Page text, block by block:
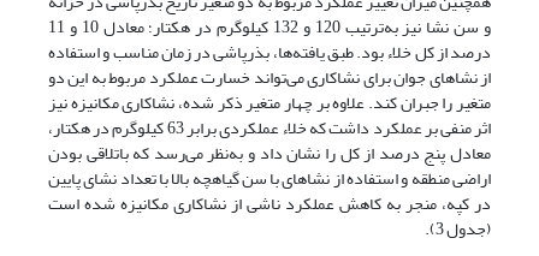
و سن نشا نیز به‌ترتیب 120 و 132 کیلوگرم در هکتار؛ معادل 10 و 11
درصد از کل خلاء بود. طبق یافته‌ها، بذرپاشی در زمان مناسب و استفاده
از نشاهای جوان برای نشاکاری می‌تواند خسارت عملکرد مربوط به این دو
متغیر را جبران کند. علاوه بر چهار متغیر ذکر شده، نشاکاری مکانیزه نیز
اثر منفی بر عملکرد داشت که خلاء عملکردی برابر 63 کیلوگرم در هکتار،
معادل پنج درصد از کل را نشان داد و به‌نظر می‌رسد که باتلاقی بودن
اراضی منطقه و استفاده از نشاهای با سن گیاهچه بالا با تعداد نشای پایین
در کپه، منجر به کاهش عملکرد ناشی از نشاکاری مکانیزه شده است
(جدول 3).